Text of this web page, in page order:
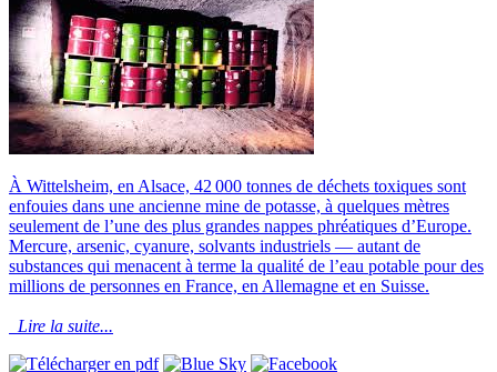
À Wittelsheim, en Alsace, 42 000 tonnes de déchets toxiques sont
enfouies dans une ancienne mine de potasse, à quelques mètres
seulement de l’une des plus grandes nappes phréatiques d’Europe.
Mercure, arsenic, cyanure, solvants industriels — autant de
substances qui menacent à terme la qualité de l’eau potable pour des
millions de personnes en France, en Allemagne et en Suisse.
Lire la suite...